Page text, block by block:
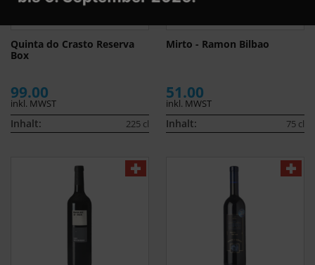
Quinta do Crasto Reserva
Box
99.00
inkl. MWST
Inhalt: 225 cl
Mirto - Ramon Bilbao
51.00
inkl. MWST
Inhalt: 75 cl